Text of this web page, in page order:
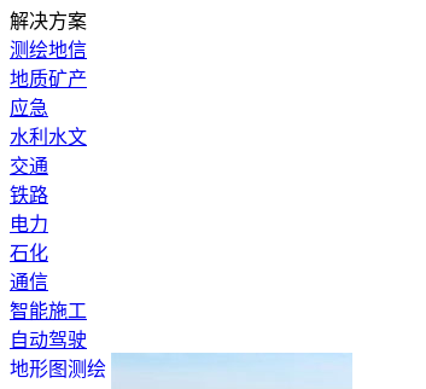
解决方案
测绘地信
地质矿产
应急
水利水文
交通
铁路
电力
石化
通信
智能施工
自动驾驶
地形图测绘